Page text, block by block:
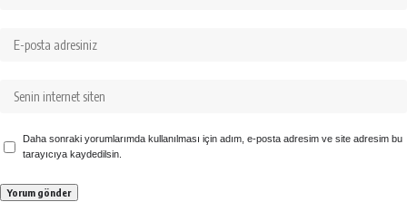
Daha sonraki yorumlarımda kullanılması için adım, e-posta adresim ve site adresim bu
tarayıcıya kaydedilsin.